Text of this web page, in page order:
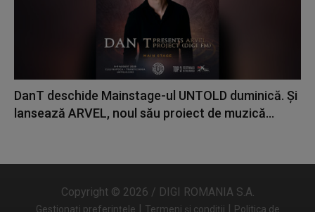
DanT deschide Mainstage-ul UNTOLD duminică. Și
lansează ARVEL, noul său proiect de muzică...
Copyright © 2026 / DIGI ROMANIA S.A.
Gestionați preferințele | Termeni și condiții | Politica de